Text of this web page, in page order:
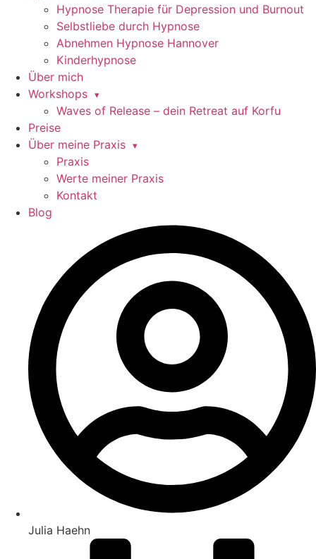
Hypnose Therapie für Depression und Burnout
Selbstliebe durch Hypnose
Abnehmen Hypnose Hannover
Kinderhypnose
Über mich
Workshops
Waves of Release – dein Retreat auf Korfu
Preise
Über meine Praxis
Praxis
Werte meiner Praxis
Kontakt
Blog
Julia Haehn